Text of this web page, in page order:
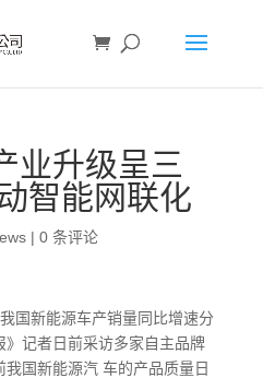
业升级呈三
智能网联化
| 0 条评论
国新能源车产销量同比增速分
记者日前采访多家自主品牌
国新能源汽 车的产品质量日